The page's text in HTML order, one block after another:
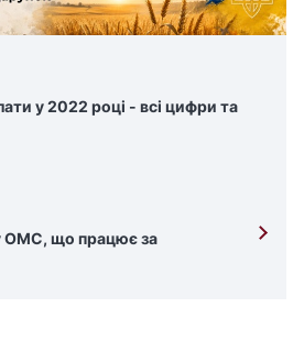
у 2022 році - всі цифри та
ОМС, що працює за